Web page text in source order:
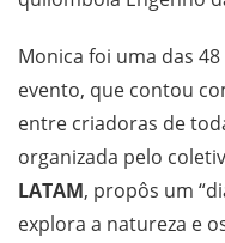
Monica foi uma das
evento, que contou
entre criadoras de
organizada pelo
LATAM, propôs um
explora a natureza e